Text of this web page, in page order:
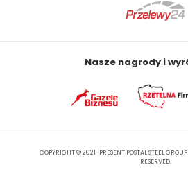
Nasze nagrody i
COPYRIGHT © 2021-PRESENT POSTAL STEEL GROUP
RESERVED.